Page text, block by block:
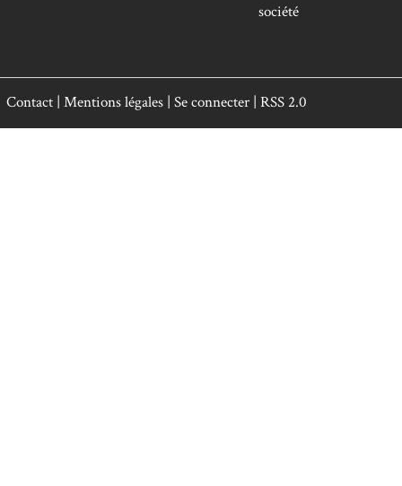
société
Contact| Mentions légales| Se connecter| RSS 2.0